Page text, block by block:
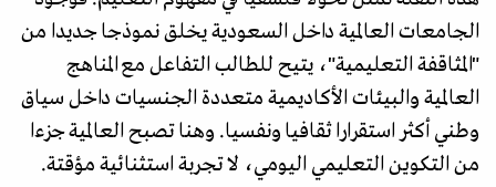
الجامعات العالمية داخل السعودية يخلق نموذجا جديدا من
"المثاقفة التعليمية"، يتيح للطالب التفاعل مع المناهج
العالمية والبيئات الأكاديمية متعددة الجنسيات داخل سياق
وطني أكثر استقرارا ثقافيا ونفسيا. وهنا تصبح العالمية جزءا
من التكوين التعليمي اليومي، لا تجربة استثنائية مؤقتة.